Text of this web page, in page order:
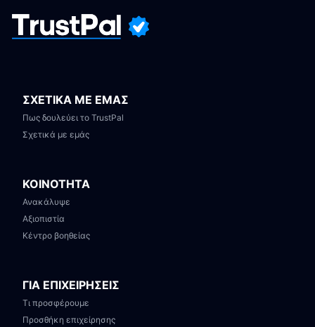
ΣΧΕΤΙΚΑ ΜΕ ΕΜΑΣ
Πως δουλεύει το TrustPal
Σχετικά με εμάς
ΚΟΙΝΟΤΗΤΑ
Ανακάλυψε
Αξιοπιστία
Κέντρο βοηθείας
ΓΙΑ ΕΠΙΧΕΙΡΗΣΕΙΣ
Τι προσφέρουμε
Προσθήκη επιχείρησης